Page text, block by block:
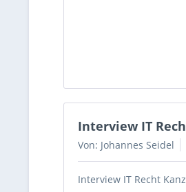
Interview IT
Von: Johannes Seidel
Interview IT Recht